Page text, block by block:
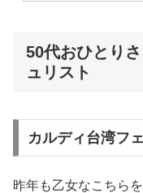
50代おひとり
ュリスト
カルディ台湾フ
昨年も乙女なこちら